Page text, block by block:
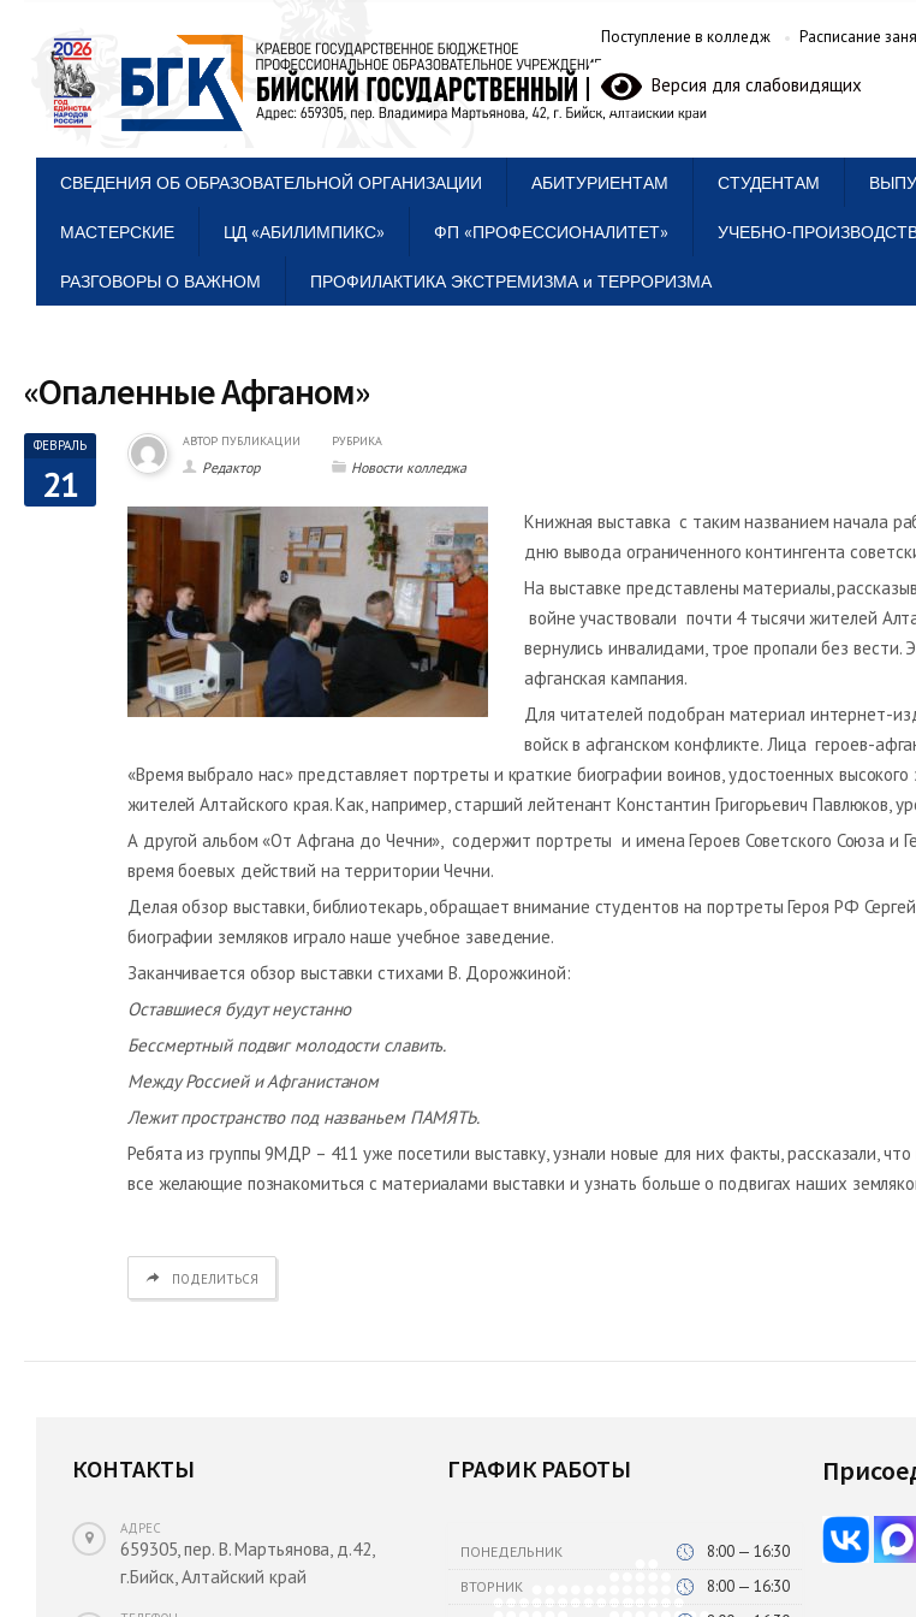
Поступление в колледж Расписание
Версия для слабовидящих
СВЕДЕНИЯ ОБ ОБРАЗОВАТЕЛЬНОЙ ОРГАНИЗАЦИИ АБИТУРИЕНТАМ СТУДЕНТАМ
МАСТЕРСКИЕ ЦД «АБИЛИМПИКС» ФП «ПРОФЕССИОНАЛИТЕТ» УЧЕБНО-
РАЗГОВОРЫ О ВАЖНОМ ПРОФИЛАКТИКА ЭКСТРЕМИЗМА и ТЕРРОРИЗМА
«Опаленные Афганом»
ФЕВРАЛЬ
21
АВТОР ПУБЛИКАЦИИ
Редактор
РУБРИКА
Новости колледжа
Книжная выставка с таким названием начала
дню вывода ограниченного контингента
На выставке представлены материалы,
войне участвовали почти 4 тысячи жителей
вернулись инвалидами, трое пропали без
афганская кампания.
Для читателей подобран материал интернет-
войск в афганском конфликте. Лица героев-
«Время выбрало нас» представляет портреты и краткие биографии воинов, удостоенных
жителей Алтайского края. Как, например, старший лейтенант Константин Григорьевич Павлюков,
А другой альбом «От Афгана до Чечни», содержит портреты и имена Героев Советского Союза и
время боевых действий на территории Чечни.
Делая обзор выставки, библиотекарь, обращает внимание студентов на портреты Героя РФ
биографии земляков играло наше учебное заведение.
Заканчивается обзор выставки стихами В. Дорожкиной:
Оставшиеся будут неустанно
Бессмертный подвиг молодости славить.
Между Россией и Афганистаном
Лежит пространство под названьем ПАМЯТЬ.
Ребята из группы 9МДР – 411 уже посетили выставку, узнали новые для них факты, рассказали,
все желающие познакомиться с материалами выставки и узнать больше о подвигах наших
ПОДЕЛИТЬСЯ
КОНТАКТЫ
АДРЕС
659305, пер. В. Мартьянова, д.42,
г.Бийск, Алтайский край
ГРАФИК РАБОТЫ
ПОНЕДЕЛЬНИК 8:00 — 16:30
ВТОРНИК 8:00 — 16:30